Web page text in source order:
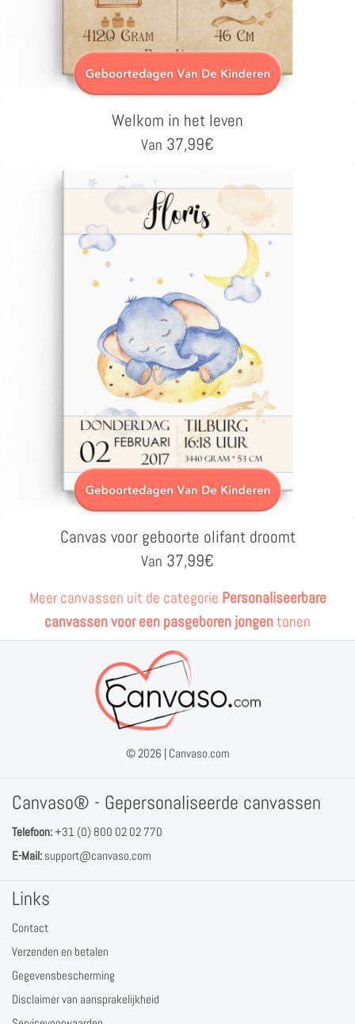
Welkom in het leven
Van 37,99€
Canvas voor geboorte olifant droomt
Van 37,99€
Meer canvassen uit de categorie Personaliseerbare
canvassen voor een pasgeboren jongentonen
© 2026 | Canvaso.com
Canvaso® - Gepersonaliseerde canvassen
Telefoon:+31 (0) 800 02 02 770
E-Mail: support@canvaso.com
Links
Contact
Verzenden en betalen
Gegevensbescherming
Disclaimer van aansprakelijkheid